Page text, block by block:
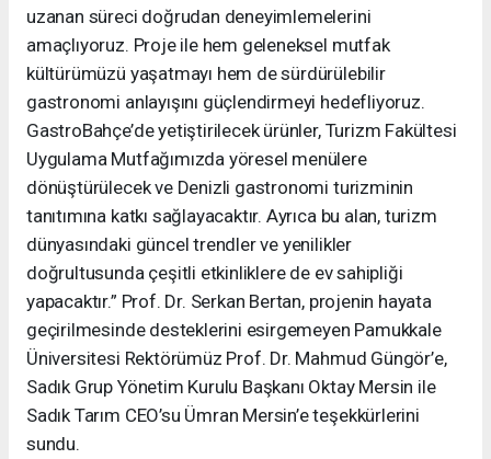
uzanan süreci doğrudan deneyimlemelerini
amaçlıyoruz. Proje ile hem geleneksel mutfak
kültürümüzü yaşatmayı hem de sürdürülebilir
gastronomi anlayışını güçlendirmeyi hedefliyoruz.
GastroBahçe’de yetiştirilecek ürünler, Turizm Fakültesi
Uygulama Mutfağımızda yöresel menülere
dönüştürülecek ve Denizli gastronomi turizminin
tanıtımına katkı sağlayacaktır. Ayrıca bu alan, turizm
dünyasındaki güncel trendler ve yenilikler
doğrultusunda çeşitli etkinliklere de ev sahipliği
yapacaktır.” Prof. Dr. Serkan Bertan, projenin hayata
geçirilmesinde desteklerini esirgemeyen Pamukkale
Üniversitesi Rektörümüz Prof. Dr. Mahmud Güngör’e,
Sadık Grup Yönetim Kurulu Başkanı Oktay Mersin ile
Sadık Tarım CEO’su Ümran Mersin’e teşekkürlerini
sundu.